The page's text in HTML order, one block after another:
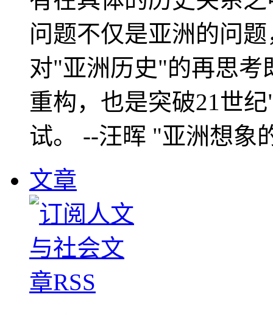
问题不仅是亚洲的问
对"亚洲历史"的再思考
重构，也是突破21世
试。 --汪晖 "亚洲想象
文章